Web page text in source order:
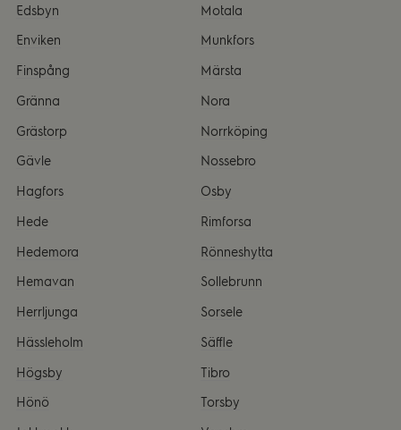
Edsbyn
Enviken
Finspång
Gränna
Grästorp
Gävle
Hagfors
Hede
Hedemora
Hemavan
Herrljunga
Hässleholm
Högsby
Hönö
Motala
Munkfors
Märsta
Nora
Norrköping
Nossebro
Osby
Rimforsa
Rönneshytta
Sollebrunn
Sorsele
Säffle
Tibro
Torsby